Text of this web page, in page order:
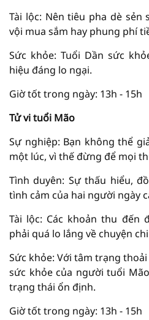
Tài lộc: Nên tiêu pha dè
vội mua sắm hay phung phí
Sức khỏe: Tuổi Dần sức
hiệu đáng lo ngại.
Giờ tốt trong ngày: 13h - 15h
Tử vi tuổi Mão
Sự nghiệp: Bạn không thể
một lúc, vì thế đừng để mọi
Tình duyên: Sự thấu hiểu,
tình cảm của hai người ngày
Tài lộc: Các khoản thu đến
phải quá lo lắng về chuyện
Sức khỏe: Với tâm trạng
sức khỏe của người tuổi
trạng thái ổn định.
Giờ tốt trong ngày: 13h - 15h